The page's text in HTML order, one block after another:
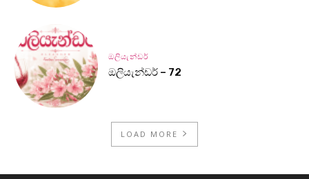
ඔලියැන්ඩර්
ඔලියැන්ඩර් – 72
LOAD MORE